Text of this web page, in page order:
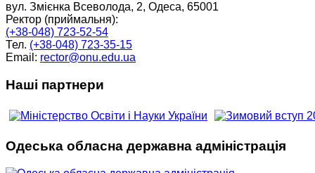
вул. Змієнка Всеволода, 2, Одеса, 65001
Ректор (приймальня):
(+38-048) 723-52-54
Тел. (+38-048) 723-35-15
Email: rector@onu.edu.ua
Наші партнери
Одеська обласна державна адміністрація